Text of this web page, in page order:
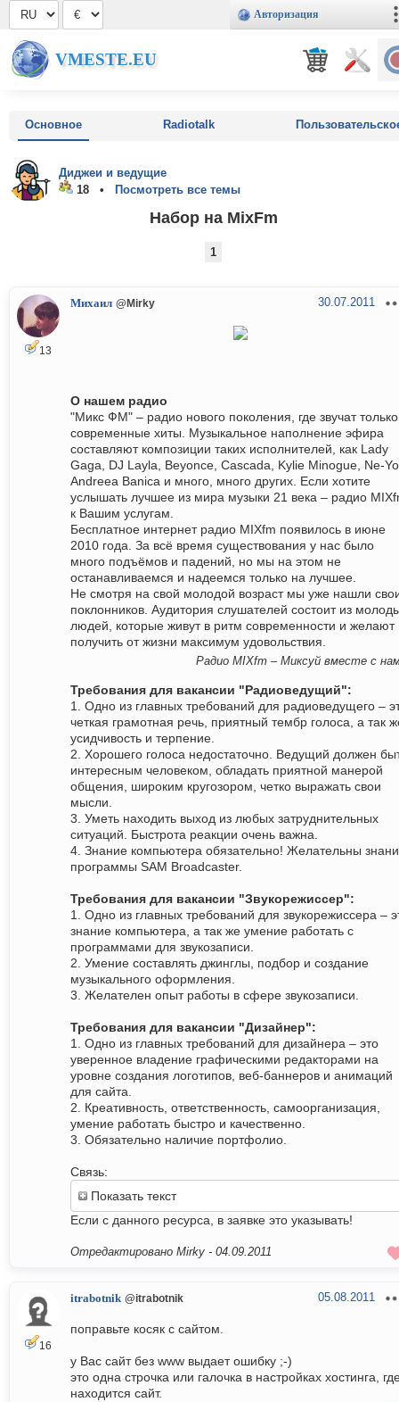
Авторизация
VMESTE.EU
Основное Radiotalk
Диджеи и ведущие
18 •
Посмотреть все темы
Набор на MixFm
1
13
Михаил @Mirky 30.07.2011
О нашем радио
"Микс ФМ" – радио нового поколения, где звучат только
современные хиты. Музыкальное наполнение эфира
составляют композиции таких исполнителей, как Lady
Gaga, DJ Layla, Beyonce, Cascada, Kylie Minogue, Ne-
Andreea Banica и много, много других. Если хотите
услышать лучшее из мира музыки 21 века – радио
к Вашим услугам.
Бесплатное интернет радио MIXfm появилось в июне
2010 года. За всё время существования у нас было
много подъёмов и падений, но мы на этом не
останавливаемся и надеемся только на лучшее.
Не смотря на свой молодой возраст мы уже нашли
поклонников. Аудитория слушателей состоит из
людей, которые живут в ритм современности и желают
получить от жизни максимум удовольствия.
Радио MIXfm – Миксуй вместе с
Требования для вакансии "Радиоведущий":
1. Одно из главных требований для радиоведущего –
четкая грамотная речь, приятный тембр голоса, а так
усидчивость и терпение.
2. Хорошего голоса недостаточно. Ведущий должен
интересным человеком, обладать приятной манерой
общения, широким кругозором, четко выражать свои
мысли.
3. Уметь находить выход из любых затруднительных
ситуаций. Быстрота реакции очень важна.
4. Знание компьютера обязательно! Желательны
программы SAM Broadcaster.
Требования для вакансии "Звукорежиссер":
1. Одно из главных требований для звукорежиссера –
знание компьютера, а так же умение работать с
программами для звукозаписи.
2. Умение составлять джинглы, подбор и создание
музыкального оформления.
3. Желателен опыт работы в сфере звукозаписи.
Требования для вакансии "Дизайнер":
1. Одно из главных требований для дизайнера – это
уверенное владение графическими редакторами на
уровне создания логотипов, веб-баннеров и анимаций
для сайта.
2. Креативность, ответственность, самоорганизация,
умение работать быстро и качественно.
3. Обязательно наличие портфолио.
Связь:
Показать текст
Если с данного ресурса, в заявке это указывать!
Отредактировано Mirky - 04.09.2011
16
itrabotnik @itrabotnik 05.08.2011
поправьте косяк с сайтом.
у Вас сайт без www выдает ошибку ;-)
это одна строчка или галочка в настройках хостинга,
находится сайт.